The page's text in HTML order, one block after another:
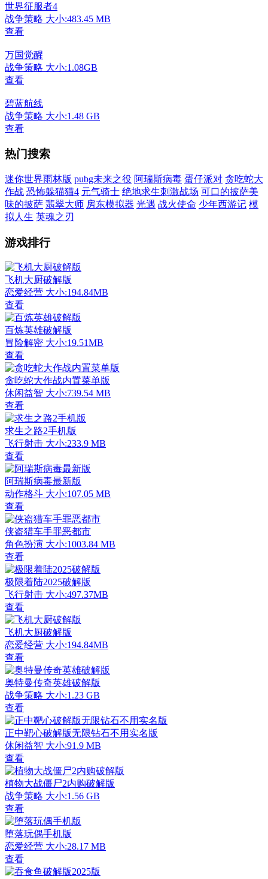
世界征服者4
战争策略 大小:483.45 MB
查看
万国觉醒
战争策略 大小:1.08GB
查看
碧蓝航线
战争策略 大小:1.48 GB
查看
热门搜索
迷你世界雨林版 pubg未来之役 阿瑞斯病毒 蛋仔派对 贪吃蛇大
作战 恐怖躲猫猫4 元气骑士 绝地求生刺激战场 可口的披萨美
味的披萨 翡翠大师 房东模拟器 光遇 战火使命 少年西游记 模
拟人生 英魂之刃
游戏排行
飞机大厨破解版
恋爱经营 大小:194.84MB
查看
百炼英雄破解版
冒险解密 大小:19.51MB
查看
贪吃蛇大作战内置菜单版
休闲益智 大小:739.54 MB
查看
求生之路2手机版
飞行射击 大小:233.9 MB
查看
阿瑞斯病毒最新版
动作格斗 大小:107.05 MB
查看
侠盗猎车手罪恶都市
角色扮演 大小:1003.84 MB
查看
极限着陆2025破解版
飞行射击 大小:497.37MB
查看
飞机大厨破解版
恋爱经营 大小:194.84MB
查看
奥特曼传奇英雄破解版
战争策略 大小:1.23 GB
查看
正中靶心破解版无限钻石不用实名版
休闲益智 大小:91.9 MB
查看
植物大战僵尸2内购破解版
战争策略 大小:1.56 GB
查看
堕落玩偶手机版
恋爱经营 大小:28.17 MB
查看